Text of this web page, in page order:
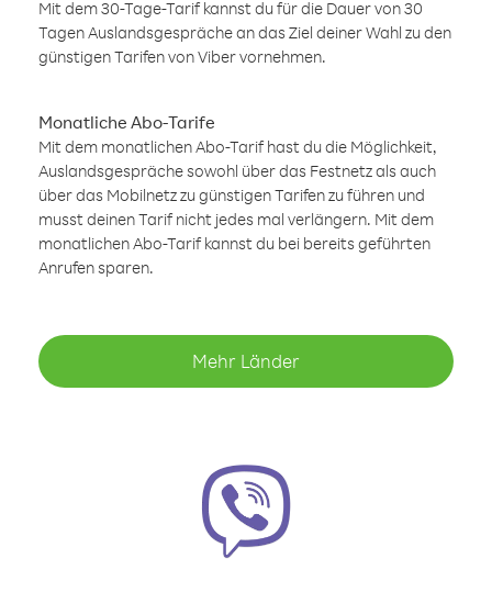
Mit dem 30-Tage-Tarif kannst du für die Dauer von 30
Tagen Auslandsgespräche an das Ziel deiner Wahl zu den
günstigen Tarifen von Viber vornehmen.
Monatliche Abo-Tarife
Mit dem monatlichen Abo-Tarif hast du die Möglichkeit,
Auslandsgespräche sowohl über das Festnetz als auch
über das Mobilnetz zu günstigen Tarifen zu führen und
musst deinen Tarif nicht jedes mal verlängern. Mit dem
monatlichen Abo-Tarif kannst du bei bereits geführten
Anrufen sparen.
Mehr Länder